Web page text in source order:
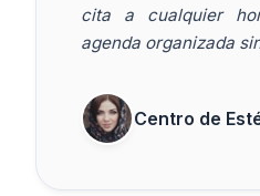
cita a cualquier
agenda organizada
Centro de